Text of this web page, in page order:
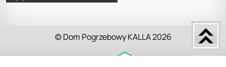
© Dom Pogrzebowy KALLA 2026